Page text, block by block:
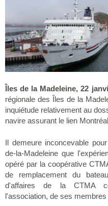
Îles de la Madeleine, 22
régionale des Îles de la
inquiétude relativement au
navire assurant le lien
Il demeure inconcevable
de-la-Madeleine que
opéré par la coopérative
de remplacement du
d'affaires de la CTMA
l'association, de ses